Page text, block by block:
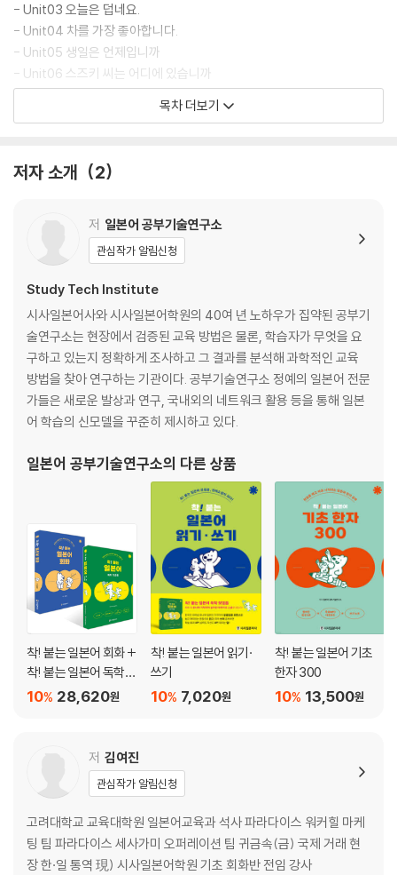
- Unit03 오늘은 덥네요.
- Unit04 차를 가장 좋아합니다.
- Unit05 생일은 언제입니까
- Unit06 스즈키 씨는 어디에 있습니까
- Unit07 빨래랑 요리를 합니다.
- Unit08 차가운 것은 그다지 먹지 않아요.
- Unit11 맥주를 마시고 있네요.
- Unit13 물 속에서 사용할 수 있습니다.
- Unit14 때때로 만날 수 있는 거죠
- Unit15 너무 쓸쓸해질 것 같습니다.
- Unit16 졸업식에 와 주었습니다.
ㆍ 부록
- 문법 용어
- 품사의 활용표
- 정답 (확인해 볼까요 / 도전! 연습문제)
- 스크립트 (도전! 연습문제 / 실전 같은 문형 연습)
ㆍ 별책 부록
『착! 붙는 일본어 단어장』
1 기본 단어
ㆍ 가족
ㆍ 인간관계
ㆍ 때 · 시간
ㆍ 계절 · 날씨
ㆍ 색
〈그림으로 익히는 필수 단어〉
ㆍ 과일과 채소
2 일상 단어
ㆍ 생활
목차 더보기
저자 소개 2
저 일본어 공부기술연구소
관심작가 알림신청
Study Tech Institute
시사일본어사와 시사일본어학원의 40여 년 노하우가 집약된 공부기
술연구소는 현장에서 검증된 교육 방법은 물론, 학습자가 무엇을 요
구하고 있는지 정확하게 조사하고 그 결과를 분석해 과학적인 교육
방법을 찾아 연구하는 기관이다. 공부기술연구소 정예의 일본어 전문
가들은 새로운 발상과 연구, 국내외의 네트워크 활용 등을 통해 일본
어 학습의 신모델을 꾸준히 제시하고 있다.
일본어 공부기술연구소의 다른 상품
착! 붙는 일본어 회화 +
착! 붙는 일본어 독학
첫걸음 세트28,620원
10%
착! 붙는 일본어 읽기·
쓰기
7,020원
10%
착! 붙는 일본어 기초
한자 300
13,500원
10%
저 김여진
관심작가 알림신청
고려대학교 교육대학원 일본어교육과 석사 파라다이스 워커힐 마케
팅 팀 파라다이스 세사가미 오퍼레이션 팀 귀금속(금) 국제 거래 현
장 한·일 통역 現) 시사일본어학원 기초 회화반 전임 강사